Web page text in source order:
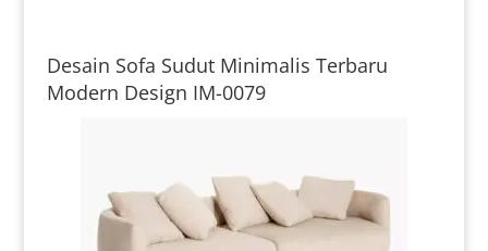
Desain Sofa Sudut Minimalis Terbaru
Modern Design IM-0079